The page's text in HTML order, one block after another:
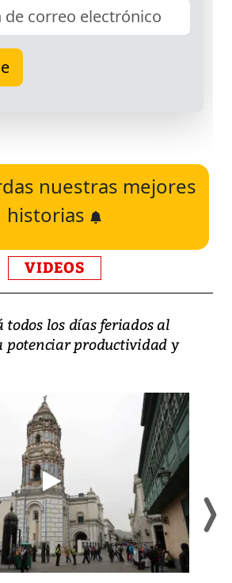
nuestras mejores
historias
VIDEOS
todos los días feriados al
potenciar productividad y